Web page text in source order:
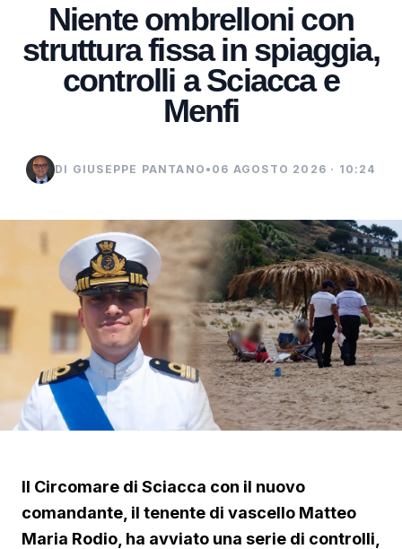
Niente ombrelloni con
struttura fissa in spiaggia,
controlli a Sciacca e
Menfi
DI GIUSEPPE PANTANO • 06 AGOSTO 2026 · 10:24
Il Circomare di Sciacca con il nuovo
comandante, il tenente di vascello Matteo
Maria Rodio, ha avviato una serie di controlli,